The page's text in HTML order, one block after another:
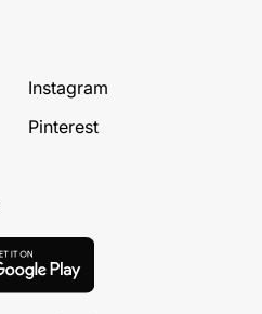
Instagram
Pinterest